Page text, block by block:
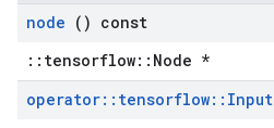
node () const
::tensorflow::Node *
operator:: tensorflow:: Input